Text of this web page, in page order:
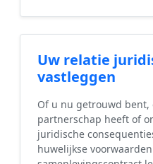
Uw relatie
vastleggen
Of u nu getrouwd
partnerschap heeft of
juridische
huwelijkse